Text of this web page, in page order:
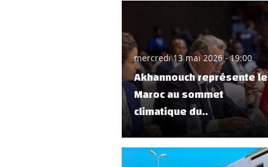
mercredi 13 mai 2026 - 19:00
Akhannouch représente le
Maroc au sommet
climatique du..